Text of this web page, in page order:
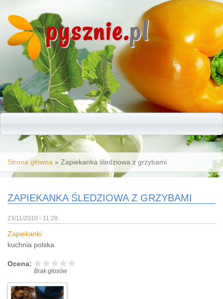
pysznie.pl
Jesteś tutaj
Strona główna » Zapiekanka śledziowa z grzybami
ZAPIEKANKA ŚLEDZIOWA Z GRZYBAMI
23/11/2010 - 11:28
Zapiekanki
kuchnia polska
Ocena:
Brak głosów